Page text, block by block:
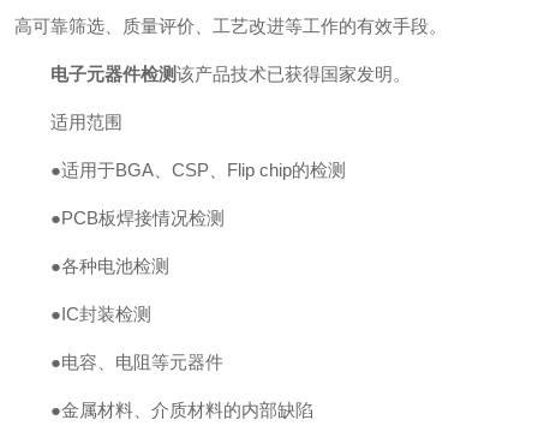
高可靠筛选、质量评价、工艺改进等工作的有效手段。
电子元器件检测该产品技术已获得国家发明。
适用范围
●适用于BGA、CSP、Flip chip的检测
●PCB板焊接情况检测
●各种电池检测
●IC封装检测
●电容、电阻等元器件
●金属材料、介质材料的内部缺陷